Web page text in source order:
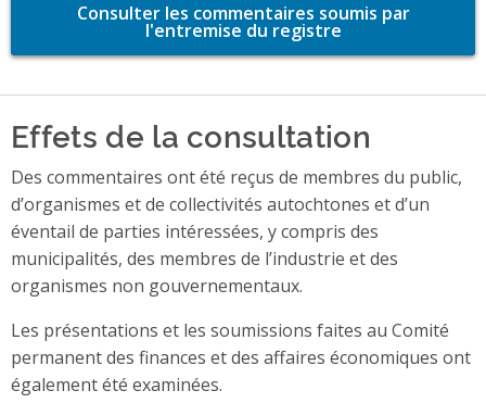
Consulter les commentaires soumis par
l'entremise du registre
Effets de la consultation
Des commentaires ont été reçus de membres du public,
d’organismes et de collectivités autochtones et d’un
éventail de parties intéressées, y compris des
municipalités, des membres de l’industrie et des
organismes non gouvernementaux.
Les présentations et les soumissions faites au Comité
permanent des finances et des affaires économiques ont
également été examinées.